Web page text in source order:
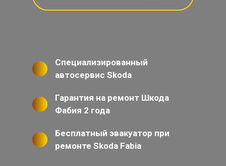
Специализированный
автосервис Skoda
Гарантия на ремонт Шкода
Фабия 2 года
Бесплатный эвакуатор при
ремонте Skoda Fabia